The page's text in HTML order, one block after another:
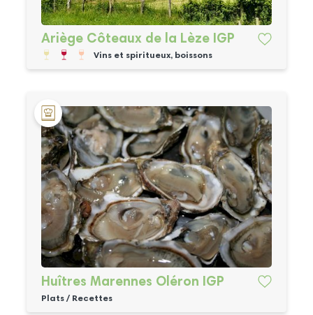
Ariège Côteaux de la Lèze IGP
Vins et spiritueux, boissons
Huîtres Marennes Oléron IGP
Plats / Recettes